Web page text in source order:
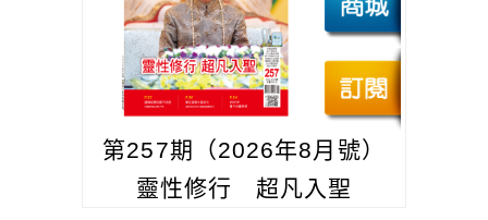
第257期（2026年8月號）
靈性修行 超凡入聖